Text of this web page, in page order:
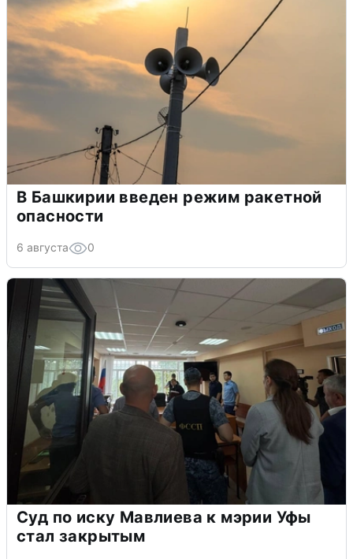
В Башкирии введен режим ракетной
опасности
6 августа 0
Суд по иску Мавлиева к мэрии Уфы
стал закрытым